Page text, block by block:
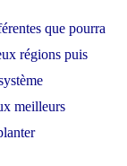
que pourra
régions puis
meilleurs